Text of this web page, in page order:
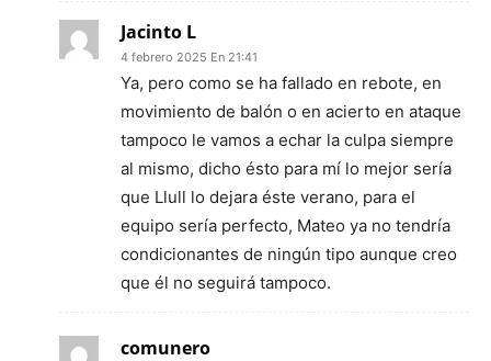
Jacinto L
4 febrero 2025 En 21:41
Ya, pero como se ha fallado en rebote, en
movimiento de balón o en acierto en ataque
tampoco le vamos a echar la culpa siempre
al mismo, dicho ésto para mí lo mejor sería
que Llull lo dejara éste verano, para el
equipo sería perfecto, Mateo ya no tendría
condicionantes de ningún tipo aunque creo
que él no seguirá tampoco.
comunero